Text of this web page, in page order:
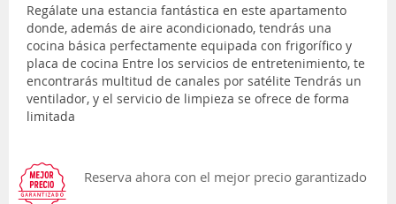
Regálate una estancia fantástica en este apartamento
donde, además de aire acondicionado, tendrás una
cocina básica perfectamente equipada con frigorífico y
placa de cocina Entre los servicios de entretenimiento, te
encontrarás multitud de canales por satélite Tendrás un
ventilador, y el servicio de limpieza se ofrece de forma
limitada
Reserva ahora con el mejor precio garantizado